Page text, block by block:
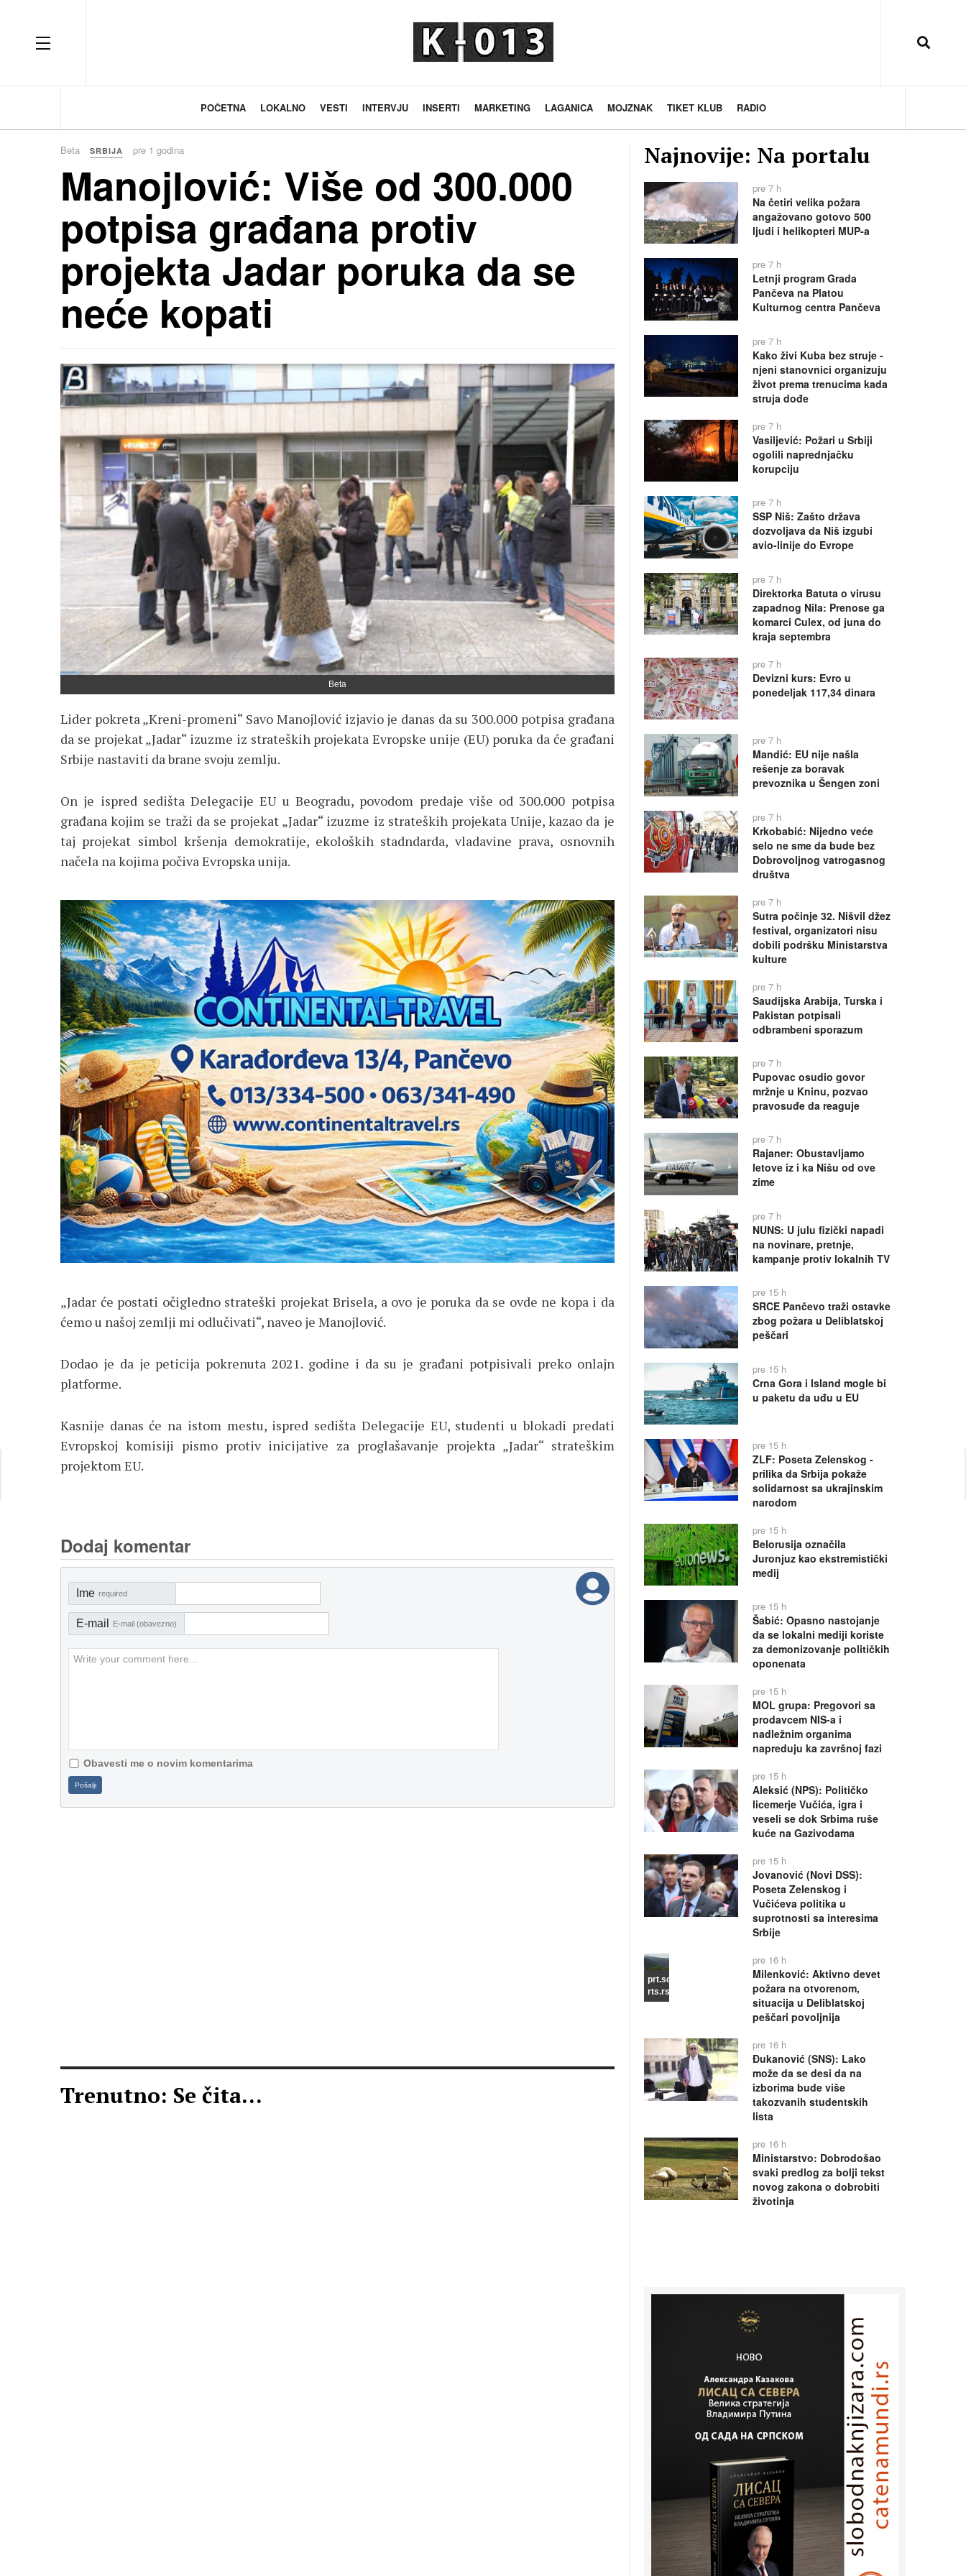
OFF CANVAS
POČETNA LOKALNO VESTI INTERVJU INSERTI MARKETING LAGANICA MOJZNAK TIKET KLUB RADIO
Beta SRBIJA pre 1 godina
Manojlović: Više od 300.000
potpisa građana protiv
projekta Jadar poruka da se
neće kopati
Beta
Lider pokreta „Kreni-promeni“ Savo Manojlović izjavio je danas da su 300.000 potpisa građana
da se projekat „Jadar“ izuzme iz strateških projekata Evropske unije (EU) poruka da će građani
Srbije nastaviti da brane svoju zemlju.
On je ispred sedišta Delegacije EU u Beogradu, povodom predaje više od 300.000 potpisa
građana kojim se traži da se projekat „Jadar“ izuzme iz strateških projekata Unije, kazao da je
taj projekat simbol kršenja demokratije, ekoloških stadndarda, vladavine prava, osnovnih
načela na kojima počiva Evropska unija.
„Jadar će postati očigledno strateški projekat Brisela, a ovo je poruka da se ovde ne kopa i da
ćemo u našoj zemlji mi odlučivati“, naveo je Manojlović.
Dodao je da je peticija pokrenuta 2021. godine i da su je građani potpisivali preko onlajn
platforme.
Kasnije danas će na istom mestu, ispred sedišta Delegacije EU, studenti u blokadi predati
Evropskoj komisiji pismo protiv inicijative za proglašavanje projekta „Jadar“ strateškim
projektom EU.
Dodaj komentar
Ime required
E-mail E-mail (obavezno)
Obavesti me o novim komentarima
Pošalji
Trenutno: Se čita...
Najnovije: Na portalu
pre 7 h
Na četiri velika požara
angažovano gotovo 500
ljudi i helikopteri MUP-a
pre 7 h
Letnji program Grada
Pančeva na Platou
Kulturnog centra Pančeva
pre 7 h
Kako živi Kuba bez struje -
njeni stanovnici organizuju
život prema trenucima kada
struja dođe
pre 7 h
Vasiljević: Požari u Srbiji
ogolili naprednjačku
korupciju
pre 7 h
SSP Niš: Zašto država
dozvoljava da Niš izgubi
avio-linije do Evrope
pre 7 h
Direktorka Batuta o virusu
zapadnog Nila: Prenose ga
komarci Culex, od juna do
kraja septembra
pre 7 h
Devizni kurs: Evro u
ponedeljak 117,34 dinara
pre 7 h
Mandić: EU nije našla
rešenje za boravak
prevoznika u Šengen zoni
pre 7 h
Krkobabić: Nijedno veće
selo ne sme da bude bez
Dobrovoljnog vatrogasnog
društva
pre 7 h
Sutra počinje 32. Nišvil džez
festival, organizatori nisu
dobili podršku Ministarstva
kulture
pre 7 h
Saudijska Arabija, Turska i
Pakistan potpisali
odbrambeni sporazum
pre 7 h
Pupovac osudio govor
mržnje u Kninu, pozvao
pravosuđe da reaguje
pre 7 h
Rajaner: Obustavljamo
letove iz i ka Nišu od ove
zime
pre 7 h
NUNS: U julu fizički napadi
na novinare, pretnje,
kampanje protiv lokalnih TV
pre 15 h
SRCE Pančevo traži ostavke
zbog požara u Deliblatskoj
peščari
pre 15 h
Crna Gora i Island mogle bi
u paketu da uđu u EU
pre 15 h
ZLF: Poseta Zelenskog -
prilika da Srbija pokaže
solidarnost sa ukrajinskim
narodom
pre 15 h
Belorusija označila
Juronjuz kao ekstremistički
medij
pre 15 h
Šabić: Opasno nastojanje
da se lokalni mediji koriste
za demonizovanje političkih
oponenata
pre 15 h
MOL grupa: Pregovori sa
prodavcem NIS-a i
nadležnim organima
napreduju ka završnoj fazi
pre 15 h
Aleksić (NPS): Političko
licemerje Vučića, igra i
veseli se dok Srbima ruše
kuće na Gazivodama
pre 15 h
Jovanović (Novi DSS):
Poseta Zelenskog i
Vučićeva politika u
suprotnosti sa interesima
Srbije
prt.scr
rts.rs
pre 16 h
Milenković: Aktivno devet
požara na otvorenom,
situacija u Deliblatskoj
peščari povoljnija
pre 16 h
Đukanović (SNS): Lako
može da se desi da na
izborima bude više
takozvanih studentskih
lista
pre 16 h
Ministarstvo: Dobrodošao
svaki predlog za bolji tekst
novog zakona o dobrobiti
životinja